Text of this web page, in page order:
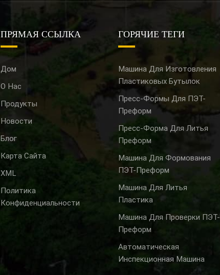
ПРЯМАЯ ССЫЛКА
Дом
О Нас
Продукты
Новости
Блог
Карта Сайта
XML
Политика
Конфиденциальности
ГОРЯЧИЕ ТЕГИ
Машина Для Изготовления
Пластиковых Бутылок
Пресс-Формы Для ПЭТ-
Преформ
Пресс-Форма Для Литья
Преформ
Машина Для Формования
ПЭТ-Преформ
Машина Для Литья
Пластика
Машина Для Проверки ПЭТ-
Преформ
Автоматическая
Инспекционная Машина